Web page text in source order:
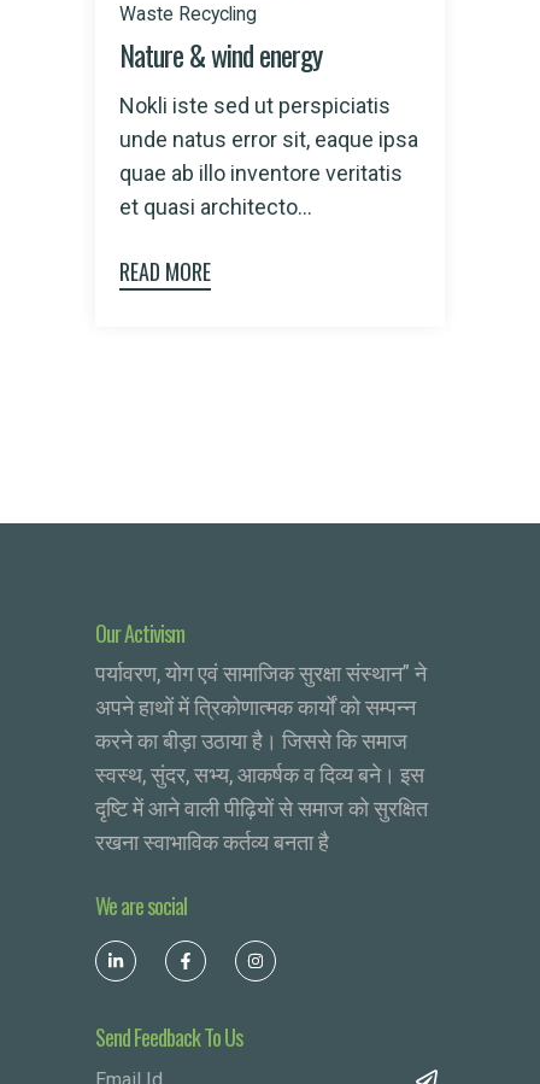
Waste Recycling
Nature & wind energy
Nokli iste sed ut perspiciatis
unde natus error sit, eaque ipsa
quae ab illo inventore veritatis
et quasi architecto...
READ MORE
Our Activism
पर्यावरण, योग एवं सामाजिक सुरक्षा संस्थान” ने
अपने हाथों में त्रिकोणात्मक कार्यों को सम्पन्न
करने का बीड़ा उठाया है। जिससे कि समाज
स्वस्थ, सुंदर, सभ्य, आकर्षक व दिव्य बने। इस
दृष्टि में आने वाली पीढ़ियों से समाज को सुरक्षित
रखना स्वाभाविक कर्तव्य बनता है
We are social
Send Feedback To Us